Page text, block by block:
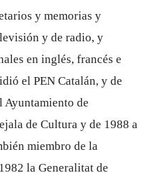
y memorias y
y de radio, y
en inglés, francés e
el PEN Catalán, y de
Ayuntamiento de
de Cultura y de 1988 a
miembro de la
la Generalitat de